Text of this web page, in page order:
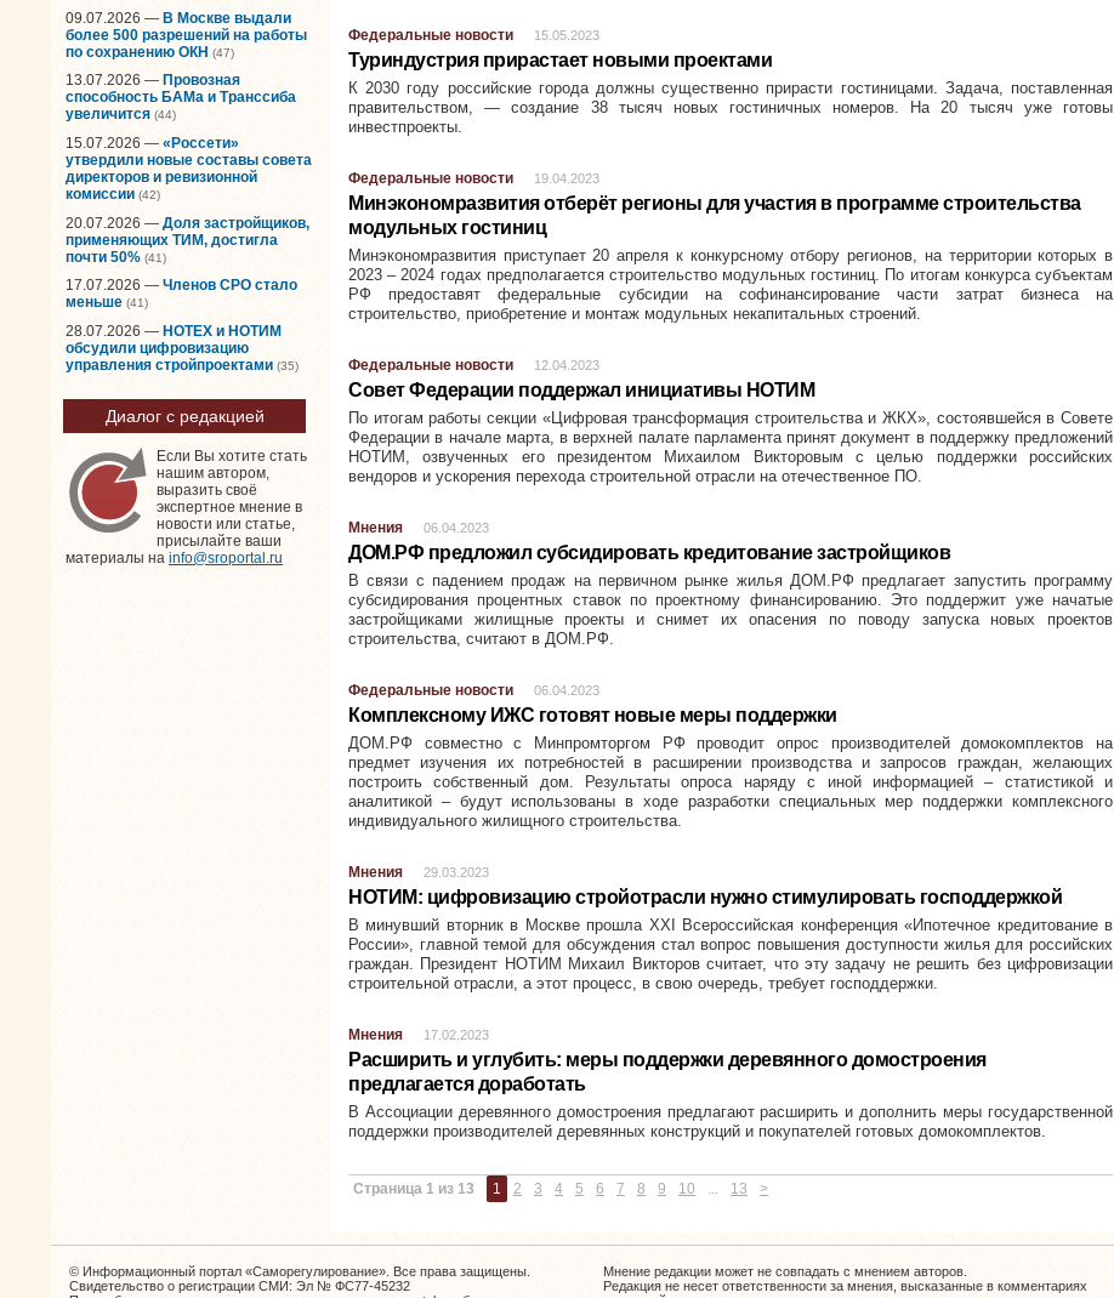
09.07.2026 — В Москве выдали
более 500 разрешений на работы
по сохранению ОКН (47)
13.07.2026 — Провозная
способность БАМа и Транссиба
увеличится (44)
15.07.2026 — «Россети»
утвердили новые составы совета
директоров и ревизионной
комиссии (42)
20.07.2026 — Доля застройщиков,
применяющих ТИМ, достигла
почти 50% (41)
17.07.2026 — Членов СРО стало
меньше (41)
28.07.2026 — НОТЕХ и НОТИМ
обсудили цифровизацию
управления стройпроектами (35)
Диалог с редакцией
Если Вы хотите стать
нашим автором,
выразить своё
экспертное мнение в
новости или статье,
присылайте ваши
материалы на info@sroportal.ru
Федеральные новости 15.05.2023
Туриндустрия прирастает новыми проектами
К 2030 году российские города должны существенно прирасти гостиницами. Задача, поставленная
правительством, — создание 38 тысяч новых гостиничных номеров. На 20 тысяч уже готовы
инвестпроекты.
Федеральные новости 19.04.2023
Минэкономразвития отберёт регионы для участия в программе строительства
модульных гостиниц
Минэкономразвития приступает 20 апреля к конкурсному отбору регионов, на территории которых в
2023 – 2024 годах предполагается строительство модульных гостиниц. По итогам конкурса субъектам
РФ предоставят федеральные субсидии на софинансирование части затрат бизнеса на
строительство, приобретение и монтаж модульных некапитальных строений.
Федеральные новости 12.04.2023
Совет Федерации поддержал инициативы НОТИМ
По итогам работы секции «Цифровая трансформация строительства и ЖКХ», состоявшейся в Совете
Федерации в начале марта, в верхней палате парламента принят документ в поддержку предложений
НОТИМ, озвученных его президентом Михаилом Викторовым с целью поддержки российских
вендоров и ускорения перехода строительной отрасли на отечественное ПО.
Мнения 06.04.2023
ДОМ.РФ предложил субсидировать кредитование застройщиков
В связи с падением продаж на первичном рынке жилья ДОМ.РФ предлагает запустить программу
субсидирования процентных ставок по проектному финансированию. Это поддержит уже начатые
застройщиками жилищные проекты и снимет их опасения по поводу запуска новых проектов
строительства, считают в ДОМ.РФ.
Федеральные новости 06.04.2023
Комплексному ИЖС готовят новые меры поддержки
ДОМ.РФ совместно с Минпромторгом РФ проводит опрос производителей домокомплектов на
предмет изучения их потребностей в расширении производства и запросов граждан, желающих
построить собственный дом. Результаты опроса наряду с иной информацией – статистикой и
аналитикой – будут использованы в ходе разработки специальных мер поддержки комплексного
индивидуального жилищного строительства.
Мнения 29.03.2023
НОТИМ: цифровизацию стройотрасли нужно стимулировать господдержкой
В минувший вторник в Москве прошла XXI Всероссийская конференция «Ипотечное кредитование в
России», главной темой для обсуждения стал вопрос повышения доступности жилья для российских
граждан. Президент НОТИМ Михаил Викторов считает, что эту задачу не решить без цифровизации
строительной отрасли, а этот процесс, в свою очередь, требует господдержки.
Мнения 17.02.2023
Расширить и углубить: меры поддержки деревянного домостроения
предлагается доработать
В Ассоциации деревянного домостроения предлагают расширить и дополнить меры государственной
поддержки производителей деревянных конструкций и покупателей готовых домокомплектов.
Страница 1 из 13 1 2 3 4 5 6 7 8 9 10 ... 13 >
© Информационный портал «Саморегулирование». Все права защищены.
Свидетельство о регистрации СМИ: Эл № ФС77-45232
Мнение редакции может не совпадать с мнением авторов.
Редакция не несет ответственности за мнения, высказанные в комментариях